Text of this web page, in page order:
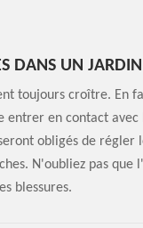
DANS UN JARDIN
toujours croître. En
entrer en contact avec
obligés de régler
N'oubliez pas que
blessures.